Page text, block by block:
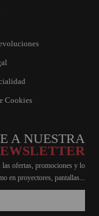
Cookies
A NUESTRA
las ofertas, promociones y lo
en proyectores, pantallas...